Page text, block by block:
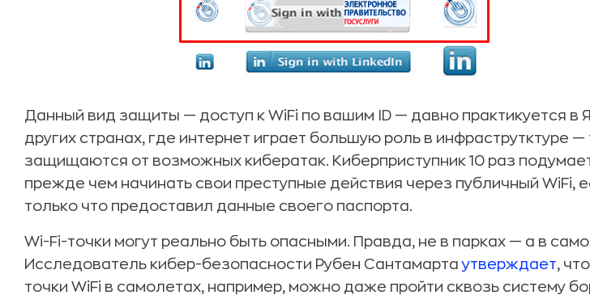
Данный вид защиты — доступ к WiFi по вашим ID — давно практикуется в
других странах, где интернет играет большую роль в инфраструтктуре —
защищаются от возможных кибератак. Киберприступник 10 раз
прежде чем начинать свои преступные действия через публичный WiFi,
только что предоставил данные своего паспорта.
Wi-Fi-точки могут реально быть опасными. Правда, не в парках — а в
Исследователь кибер-безопасности Рубен Сантамартаутверждает,
точки WiFi в самолетах, например, можно даже пройти сквозь систему